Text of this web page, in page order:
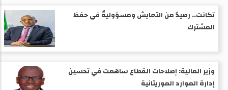
تكانت.. رصيدٌ من التعايش ومسؤوليةٌ في حفظ
المشترك
وزير المالية: إصلاحات القطاع ساهمت في تحسين
إدارة الموارد الموريتانية